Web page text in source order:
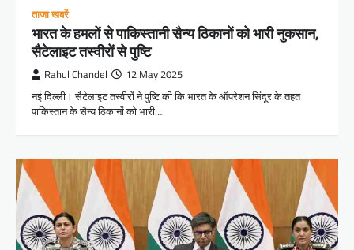
ताजा खबरें
भारत के हमलों से पाकिस्तानी सैन्य ठिकानों को भारी नुकसान,
सैटेलाइट तस्वीरों से पुष्टि
Rahul Chandel 12 May 2025
नई दिल्ली। सैटेलाइट तस्वीरों ने पुष्टि की कि भारत के ऑपरेशन सिंदूर के तहत
पाकिस्तान के सैन्य ठिकानों को भारी…